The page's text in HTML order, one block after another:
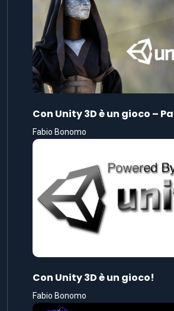
Con Unity 3D è un gioco –
Fabio Bonomo
Con Unity 3D è un gioco!
Fabio Bonomo